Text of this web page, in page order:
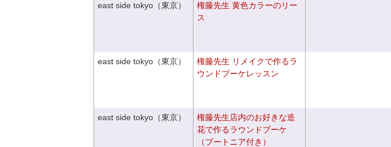
east side tokyo（東京）
権藤先生 黄色カラーのリー
ス
east side tokyo（東京）
権藤先生 リメイクで作るラ
ウンドブーケレッスン
east side tokyo（東京）
権藤先生店内のお好きな造
花で作るラウンドブーケ
（ブートニア付き）